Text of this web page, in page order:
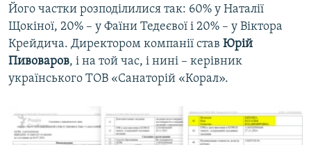
Його частки розподілилися так: 60% у Наталії
Щокіної, 20% – у Фаїни Тедеєвої і 20% – у Віктора
Крейдича. Директором компанії став Юрій
Пивоваров, і на той час, і нині – керівник
українського ТОВ «Санаторій «Корал».